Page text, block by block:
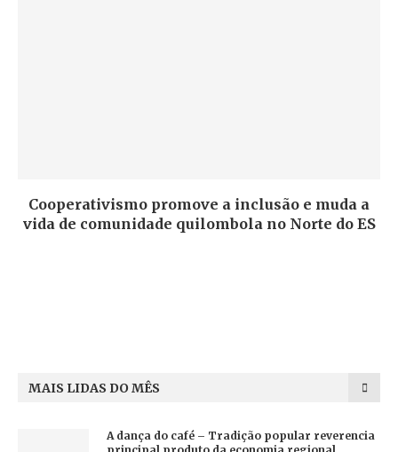
Cooperativismo promove a inclusão e muda a
vida de comunidade quilombola no Norte do ES
MAIS LIDAS DO MÊS
A dança do café – Tradição popular reverencia